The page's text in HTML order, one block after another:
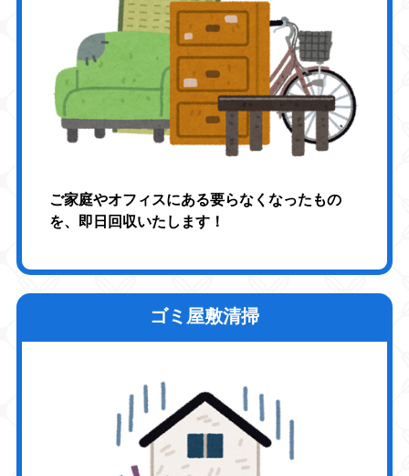
ご家庭やオフィスにある要らなくなったもの
を、即日回収いたします！
ゴミ屋敷清掃